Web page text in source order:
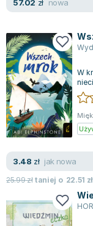
57.02 zł nowa
W
o
3.48 zł jak nowa
25.99złtaniej o 22.51 zł